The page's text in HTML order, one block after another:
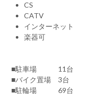
CS
CATV
インターネット
楽器可
■駐車場 11台
■バイク置場 3台
■駐輪場 69台